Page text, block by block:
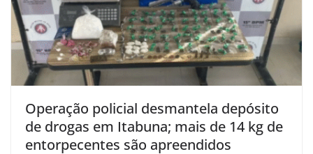
Operação policial desmantela depósito
de drogas em Itabuna; mais de 14 kg de
entorpecentes são apreendidos